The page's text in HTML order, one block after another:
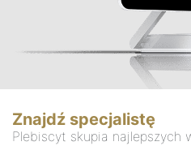
Znajdź specjalistę
Plebiscyt skupia najlepszych